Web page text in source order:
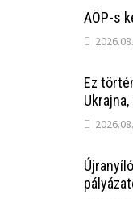
AÖP-s
Ez